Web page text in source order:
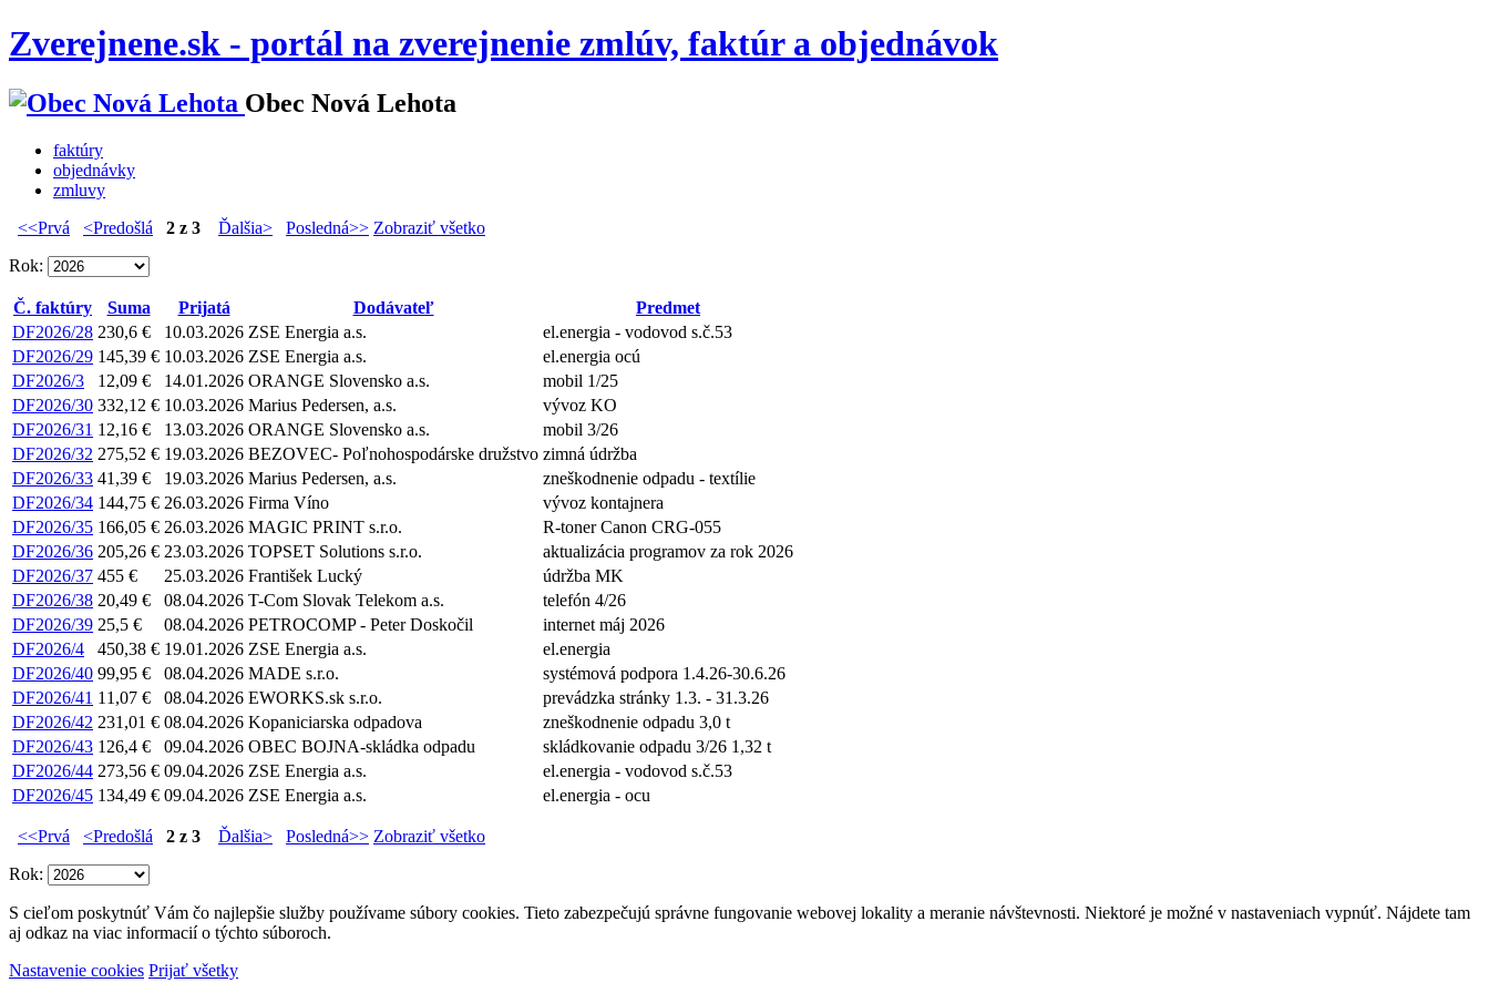
Zverejnene.sk - portál na zverejnenie zmlúv, faktúr a objednávok
Obec Nová Lehota
faktúry
objednávky
zmluvy
<<Prvá
<Predošlá 2 z 3 Ďalšia> Posledná>> Zobraziť všetko
Rok:
Č. faktúry Suma Prijatá Dodávateľ
Predmet
DF2026/28 230,6 € 10.03.2026 ZSE Energia a.s.
el.energia - vodovod s.č.53
DF2026/29 145,39 € 10.03.2026 ZSE Energia a.s.
el.energia ocú
DF2026/3
12,09 € 14.01.2026 ORANGE Slovensko a.s.
mobil 1/25
DF2026/30 332,12 € 10.03.2026 Marius Pedersen, a.s.
vývoz KO
DF2026/31 12,16 € 13.03.2026 ORANGE Slovensko a.s.
mobil 3/26
DF2026/32 275,52 € 19.03.2026 BEZOVEC- Poľnohospodárske družstvo zimná údržba
DF2026/33 41,39 € 19.03.2026 Marius Pedersen, a.s.
zneškodnenie odpadu - textílie
DF2026/34 144,75 € 26.03.2026 Firma Víno
vývoz kontajnera
DF2026/35 166,05 € 26.03.2026 MAGIC PRINT s.r.o.
R-toner Canon CRG-055
DF2026/36 205,26 € 23.03.2026 TOPSET Solutions s.r.o.
aktualizácia programov za rok 2026
DF2026/37 455 € 25.03.2026 František Lucký
údržba MK
DF2026/38 20,49 € 08.04.2026 T-Com Slovak Telekom a.s.
telefón 4/26
DF2026/39 25,5 € 08.04.2026 PETROCOMP - Peter Doskočil
internet máj 2026
DF2026/4
450,38 € 19.01.2026 ZSE Energia a.s.
el.energia
DF2026/40 99,95 € 08.04.2026 MADE s.r.o.
systémová podpora 1.4.26-30.6.26
DF2026/41 11,07 € 08.04.2026 EWORKS.sk s.r.o.
prevádzka stránky 1.3. - 31.3.26
DF2026/42 231,01 € 08.04.2026 Kopaniciarska odpadova
zneškodnenie odpadu 3,0 t
DF2026/43 126,4 € 09.04.2026 OBEC BOJNA-skládka odpadu
skládkovanie odpadu 3/26 1,32 t
DF2026/44 273,56 € 09.04.2026 ZSE Energia a.s.
el.energia - vodovod s.č.53
DF2026/45 134,49 € 09.04.2026 ZSE Energia a.s. el.energia - ocu
<<Prvá <Predošlá 2 z 3 Ďalšia> Posledná>> Zobraziť všetko
Rok:
S cieľom poskytnúť Vám čo najlepšie služby používame súbory cookies. Tieto zabezpečujú správne fungovanie webovej lokality a meranie návštevnosti. Niektoré je možné v nastaveniach vypnúť. Nájdete tam
aj odkaz na viac informacií o týchto súboroch.
Nastavenie cookies Prijať všetky